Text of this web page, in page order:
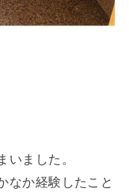
いました。
なか経験したこと